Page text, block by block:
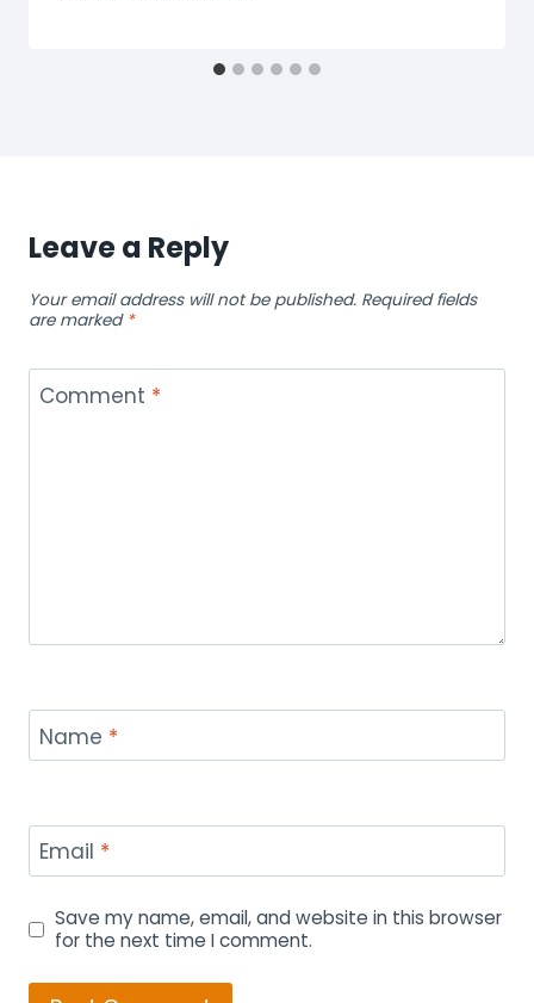
Leave a Reply
Your email address will not be published. Required fields
are marked *
Comment *
Name *
Email *
Save my name, email, and website in this browser
for the next time I comment.